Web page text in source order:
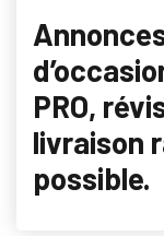
PRO,
livraison
possible.